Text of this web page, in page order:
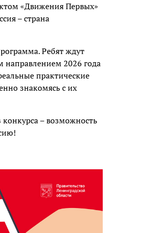
«Движения Первых»
– страна
Ребят ждут
2026 года
практические
знакомясь с их
– возможность